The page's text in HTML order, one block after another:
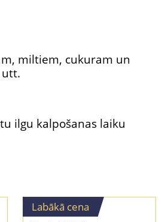
Labākā cena
miltiem, cukuram un
ilgu kalpošanas laiku